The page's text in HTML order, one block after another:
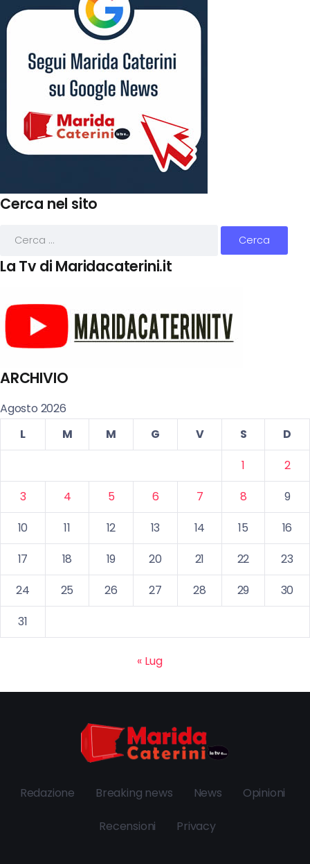
Cerca nel sito
La Tv di Maridacaterini.it
ARCHIVIO
Agosto 2026
L
M M G V S
D
1
2
3
4 5 6 7 8
9
10
11 12 13 14 15
16
17
18 19 20 21 22
23
24
25 26 27 28 29
30
31
« Lug
Redazione Breaking news News Opinioni
Recensioni Privacy